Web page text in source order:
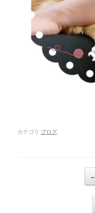
カテゴリ ブログ.
←